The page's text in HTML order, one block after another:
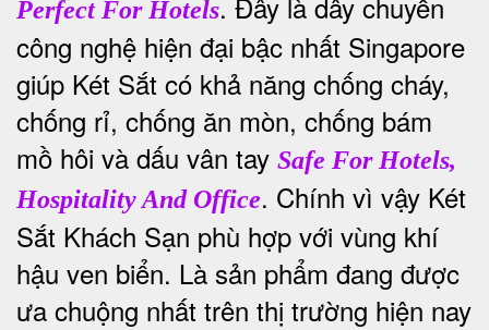
Perfect For Hotels
công nghệ hiện đại bậc nhất Singapore
giúp Két Sắt có khả năng chống cháy,
chống rỉ, chống ăn mòn, chống bám
mồ hôi và dấu vân tay Safe For Hotels,
Hospitality And Office. Chính vì vậy Két
Sắt Khách Sạn phù hợp với vùng khí
hậu ven biển. Là sản phẩm đang được
ưa chuộng nhất trên thị trường hiện nay